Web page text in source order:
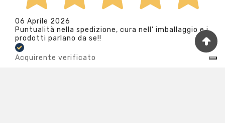
06 Aprile 2026
Puntualità nella spedizione, cura nell’ imballaggio e i
prodotti parlano da se!!
Acquirente verificato